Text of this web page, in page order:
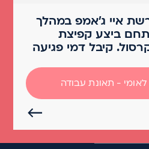
איי ג'אמפ במהלך
ביצע קפיצת
קיבל דמי פגיעה
- תאונת עבודה
←